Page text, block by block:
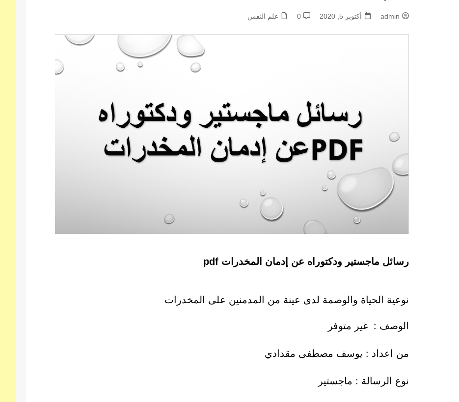
الإعلام والاتصال
دراسات في التاريخ
admin أكتوبر 5, 2020 0 علم النفس
رسائل ماجستير ودكتوراه عن إدمان المخدرات pdf
نوعية الحياة والوصمة لدى عينة من المدمنين على المخدرات
الوصف : غير متوفر
من اعداد : يوسف مصطفى مقدادي
نوع الرسالة : ماجستير